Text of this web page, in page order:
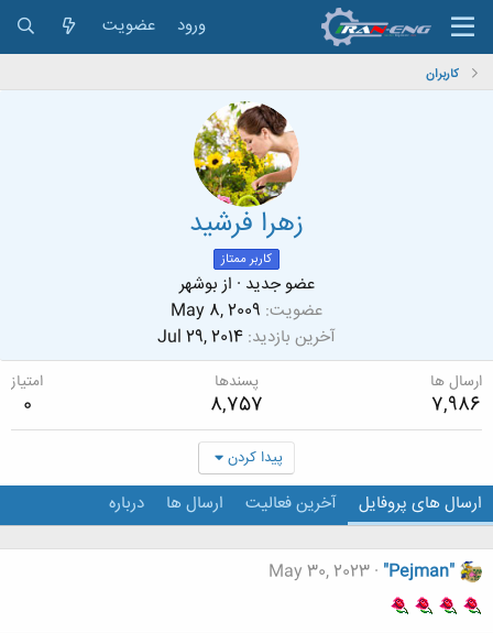
ورود عضویت
کاربران
زهرا فرشید
کاربر ممتاز
عضو جدید · ازبوشهر
عضویت May 8, 2009
آخرین بازدید Jul 29, 2014
ارسال ها
7,986
پسندها
8,757
امتیاز
0
پیدا کردن
ارسال های پروفایل آخرین فعالیت ارسال ها درباره
"Pejman"
May 30, 2023